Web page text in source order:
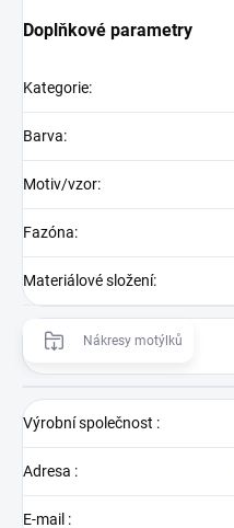
Doplňkové parametry
Kategorie:
Barva:
Motiv/vzor:
Fazóna:
Materiálové složení:
Nákresy motýlků
Výrobní společnost :
Adresa :
E-mail :